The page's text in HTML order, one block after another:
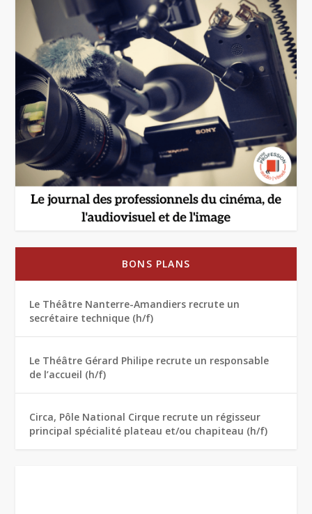
BONS PLANS
Le Théâtre Nanterre-Amandiers recrute un
secrétaire technique (h/f)
Le Théâtre Gérard Philipe recrute un responsable
de l’accueil (h/f)
Circa, Pôle National Cirque recrute un régisseur
principal spécialité plateau et/ou chapiteau (h/f)